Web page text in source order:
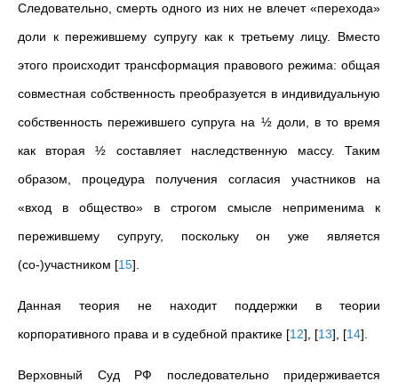
Следовательно, смерть одного из них не влечет «перехода»
доли к пережившему супругу как к третьему лицу. Вместо
этого происходит трансформация правового режима: общая
совместная собственность преобразуется в индивидуальную
собственность пережившего супруга на ½ доли, в то время
как вторая ½ составляет наследственную массу. Таким
образом, процедура получения согласия участников на
«вход в общество» в строгом смысле неприменима к
пережившему супругу, поскольку он уже является
(co-)участником [15]
Данная теория не находит поддержки в теории
корпоративного права и в судебной практике [12] [13] [14]
Верховный Суд РФ последовательно придерживается